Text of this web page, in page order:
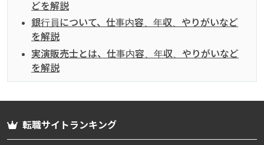
どを解説
銀行員について、仕事内容、年収、やりがいなど
を解説
実演販売士とは、仕事内容、年収、やりがいなど
を解説
転職サイトランキング